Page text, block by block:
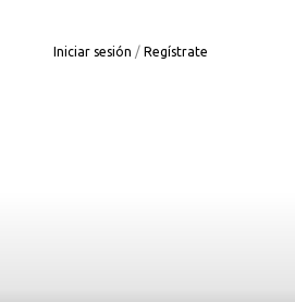
Iniciar sesión / Regístrate